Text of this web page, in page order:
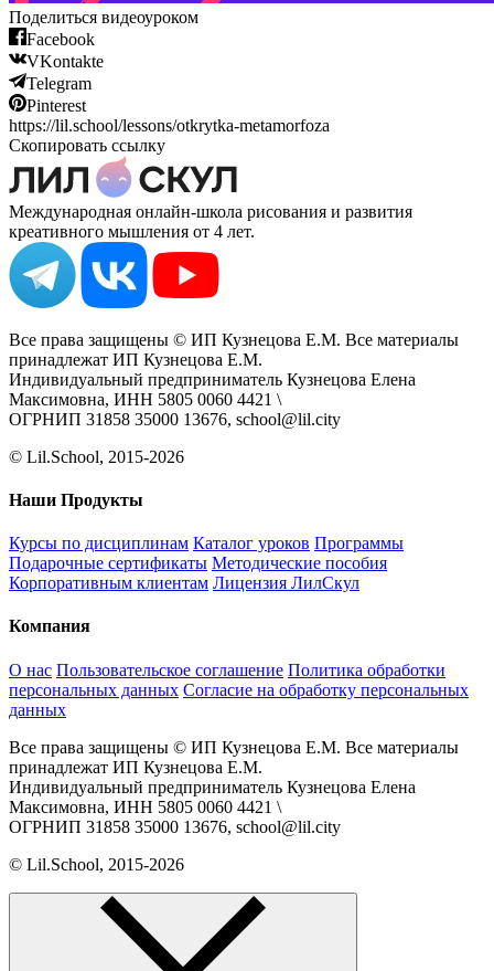
Поделиться видеоуроком
Facebook
VKontakte
Telegram
Pinterest
https://lil.school/lessons/otkrytka-metamorfoza
Скопировать ссылку
Международная онлайн-школа рисования и развития
креативного мышления от 4 лет.
Все права защищены © ИП Кузнецова Е.М. Все материалы
принадлежат ИП Кузнецова Е.М.
Индивидуальный предприниматель Кузнецова Елена
Максимовна, ИНН 5805 0060 4421 \
ОГРНИП 31858 35000 13676, school@lil.city
© Lil.School, 2015‐2026
Наши Продукты
Курсы по дисциплинам Каталог уроков Программы
Подарочные сертификаты Методические пособия
Корпоративным клиентам Лицензия ЛилСкул
Компания
О нас Пользовательское соглашение Политика обработки
персональных данных Согласие на обработку персональных
данных
Все права защищены © ИП Кузнецова Е.М. Все материалы
принадлежат ИП Кузнецова Е.М.
Индивидуальный предприниматель Кузнецова Елена
Максимовна, ИНН 5805 0060 4421 \
ОГРНИП 31858 35000 13676, school@lil.city
© Lil.School, 2015‐2026